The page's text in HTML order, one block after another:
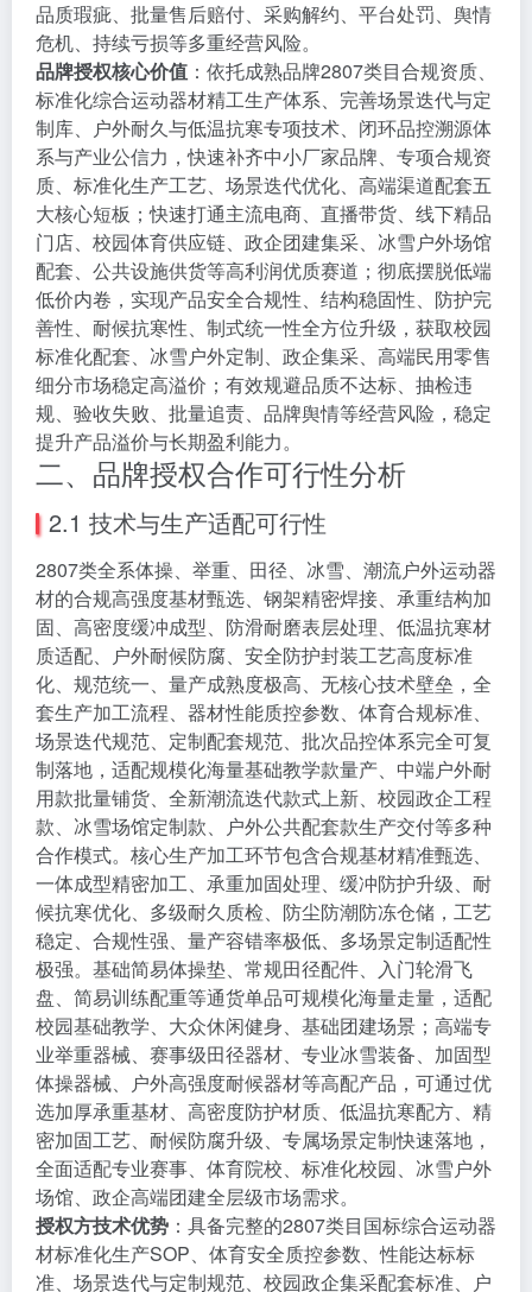
品质瑕疵、批量售后赔付、采购解约、平台处罚、舆情
危机、持续亏损等多重经营风险。
品牌授权核心价值 ：依托成熟品牌2807类目合规资质、
标准化综合运动器材精工生产体系、完善场景迭代与定
制库、户外耐久与低温抗寒专项技术、闭环品控溯源体
系与产业公信力，快速补齐中小厂家品牌、专项合规资
质、标准化生产工艺、场景迭代优化、高端渠道配套五
大核心短板；快速打通主流电商、直播带货、线下精品
门店、校园体育供应链、政企团建集采、冰雪户外场馆
配套、公共设施供货等高利润优质赛道；彻底摆脱低端
低价内卷，实现产品安全合规性、结构稳固性、防护完
善性、耐候抗寒性、制式统一性全方位升级，获取校园
标准化配套、冰雪户外定制、政企集采、高端民用零售
细分市场稳定高溢价；有效规避品质不达标、抽检违
规、验收失败、批量追责、品牌舆情等经营风险，稳定
提升产品溢价与长期盈利能力。
二、品牌授权合作可行性分析
2.1 技术与生产适配可行性
2807类全系体操、举重、田径、冰雪、潮流户外运动器
材的合规高强度基材甄选、钢架精密焊接、承重结构加
固、高密度缓冲成型、防滑耐磨表层处理、低温抗寒材
质适配、户外耐候防腐、安全防护封装工艺高度标准
化、规范统一、量产成熟度极高、无核心技术壁垒，全
套生产加工流程、器材性能质控参数、体育合规标准、
场景迭代规范、定制配套规范、批次品控体系完全可复
制落地，适配规模化海量基础教学款量产、中端户外耐
用款批量铺货、全新潮流迭代款式上新、校园政企工程
款、冰雪场馆定制款、户外公共配套款生产交付等多种
合作模式。核心生产加工环节包含合规基材精准甄选、
一体成型精密加工、承重加固处理、缓冲防护升级、耐
候抗寒优化、多级耐久质检、防尘防潮防冻仓储，工艺
稳定、合规性强、量产容错率极低、多场景定制适配性
极强。基础简易体操垫、常规田径配件、入门轮滑飞
盘、简易训练配重等通货单品可规模化海量走量，适配
校园基础教学、大众休闲健身、基础团建场景；高端专
业举重器械、赛事级田径器材、专业冰雪装备、加固型
体操器械、户外高强度耐候器材等高配产品，可通过优
选加厚承重基材、高密度防护材质、低温抗寒配方、精
密加固工艺、耐候防腐升级、专属场景定制快速落地，
全面适配专业赛事、体育院校、标准化校园、冰雪户外
场馆、政企高端团建全层级市场需求。
授权方技术优势 ：具备完整的2807类目国标综合运动器
材标准化生产SOP、体育安全质控参数、性能达标标
准、场景迭代与定制规范、校园政企集采配套标准、户